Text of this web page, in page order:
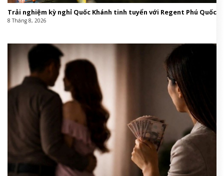
Trải nghiệm kỳ nghỉ Quốc Khánh tinh tuyển với Regent Phú Quốc
8 Tháng 8, 2026